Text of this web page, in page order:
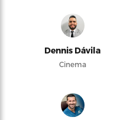
Dennis Dávila
Cinema